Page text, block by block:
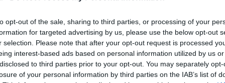
opt-out of the sale, sharing to third parties, or processing of your
for targeted advertising by us, please use the below opt-out
selection. Please note that after your opt-out request is processed
interest-based ads based on personal information utilized by us
to third parties prior to your opt-out. You may separately
of your personal information by third parties on the IAB’s list of
1'57.030
0.750
1'57.111
0.831
1'57.322
1.042
1'57.363
1.083
1'57.592
1.312
1'57.605
1.325